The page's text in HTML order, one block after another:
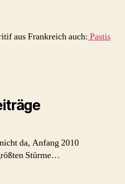
aus Frankreich auch: Pastis
da, Anfang 2010
Stürme…